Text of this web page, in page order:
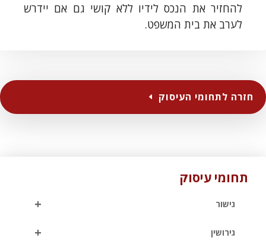
תחומי עיסוק
+ גישור
+ גירושין
להחזיר את הנכס לידיו ללא קושי גם אם יידרש
לערב את בית המשפט.
חזרה לתחומי העיסוק